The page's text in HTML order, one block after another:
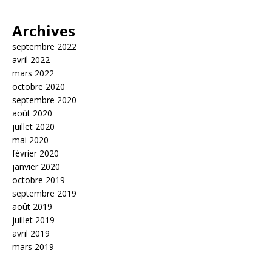
Archives
septembre 2022
avril 2022
mars 2022
octobre 2020
septembre 2020
août 2020
juillet 2020
mai 2020
février 2020
janvier 2020
octobre 2019
septembre 2019
août 2019
juillet 2019
avril 2019
mars 2019